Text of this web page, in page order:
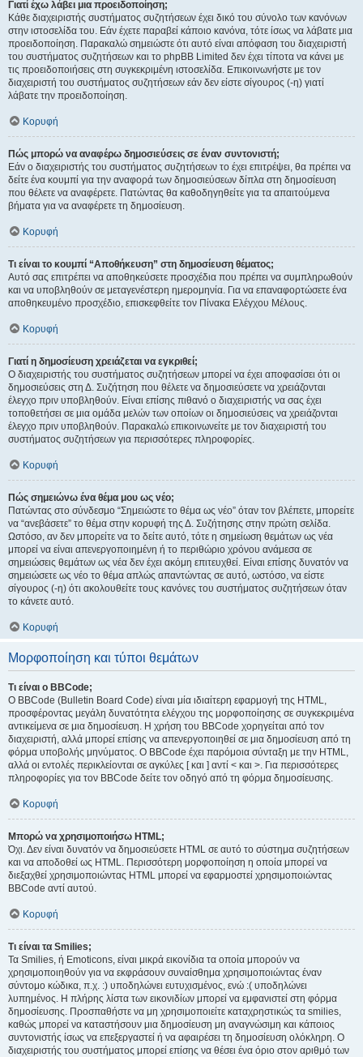
Γιατί έχω λάβει μια προειδοποίηση;
Κάθε διαχειριστής συστήματος συζητήσεων έχει δικό του σύνολο των κανόνων
στην ιστοσελίδα του. Εάν έχετε παραβεί κάποιο κανόνα, τότε ίσως να λάβατε μια
προειδοποίηση. Παρακαλώ σημειώστε ότι αυτό είναι απόφαση του διαχειριστή
του συστήματος συζητήσεων και το phpBB Limited δεν έχει τίποτα να κάνει με
τις προειδοποιήσεις στη συγκεκριμένη ιστοσελίδα. Επικοινωνήστε με τον
διαχειριστή του συστήματος συζητήσεων εάν δεν είστε σίγουρος (-η) γιατί
λάβατε την προειδοποίηση.
Κορυφή
Πώς μπορώ να αναφέρω δημοσιεύσεις σε έναν συντονιστή;
Εάν ο διαχειριστής του συστήματος συζητήσεων το έχει επιτρέψει, θα πρέπει να
δείτε ένα κουμπί για την αναφορά των δημοσιεύσεων δίπλα στη δημοσίευση
που θέλετε να αναφέρετε. Πατώντας θα καθοδηγηθείτε για τα απαιτούμενα
βήματα για να αναφέρετε τη δημοσίευση.
Κορυφή
Τι είναι το κουμπί “Αποθήκευση” στη δημοσίευση θέματος;
Αυτό σας επιτρέπει να αποθηκεύσετε προσχέδια που πρέπει να συμπληρωθούν
και να υποβληθούν σε μεταγενέστερη ημερομηνία. Για να επαναφορτώσετε ένα
αποθηκευμένο προσχέδιο, επισκεφθείτε τον Πίνακα Ελέγχου Μέλους.
Κορυφή
Γιατί η δημοσίευση χρειάζεται να εγκριθεί;
Ο διαχειριστής του συστήματος συζητήσεων μπορεί να έχει αποφασίσει ότι οι
δημοσιεύσεις στη Δ. Συζήτηση που θέλετε να δημοσιεύσετε να χρειάζονται
έλεγχο πριν υποβληθούν. Είναι επίσης πιθανό ο διαχειριστής να σας έχει
τοποθετήσει σε μια ομάδα μελών των οποίων οι δημοσιεύσεις να χρειάζονται
έλεγχο πριν υποβληθούν. Παρακαλώ επικοινωνείτε με τον διαχειριστή του
συστήματος συζητήσεων για περισσότερες πληροφορίες.
Κορυφή
Πώς σημειώνω ένα θέμα μου ως νέο;
Πατώντας στο σύνδεσμο “Σημειώστε το θέμα ως νέο” όταν τον βλέπετε, μπορείτε
να “ανεβάσετε” το θέμα στην κορυφή της Δ. Συζήτησης στην πρώτη σελίδα.
Ωστόσο, αν δεν μπορείτε να το δείτε αυτό, τότε η σημείωση θεμάτων ως νέα
μπορεί να είναι απενεργοποιημένη ή το περιθώριο χρόνου ανάμεσα σε
σημειώσεις θεμάτων ως νέα δεν έχει ακόμη επιτευχθεί. Είναι επίσης δυνατόν να
σημειώσετε ως νέο το θέμα απλώς απαντώντας σε αυτό, ωστόσο, να είστε
σίγουρος (-η) ότι ακολουθείτε τους κανόνες του συστήματος συζητήσεων όταν
το κάνετε αυτό.
Κορυφή
Μορφοποίηση και τύποι θεμάτων
Τι είναι ο BBCode;
Ο BBCode (Bulletin Board Code) είναι μία ιδιαίτερη εφαρμογή της HTML,
προσφέροντας μεγάλη δυνατότητα ελέγχου της μορφοποίησης σε συγκεκριμένα
αντικείμενα σε μια δημοσίευση. Η χρήση του BBCode χορηγείται από τον
διαχειριστή, αλλά μπορεί επίσης να απενεργοποιηθεί σε μια δημοσίευση από τη
φόρμα υποβολής μηνύματος. Ο BBCode έχει παρόμοια σύνταξη με την HTML,
αλλά οι εντολές περικλείονται σε αγκύλες [ και ] αντί < και >. Για περισσότερες
πληροφορίες για τον BBCode δείτε τον οδηγό από τη φόρμα δημοσίευσης.
Κορυφή
Μπορώ να χρησιμοποιήσω HTML;
Όχι. Δεν είναι δυνατόν να δημοσιεύσετε HTML σε αυτό το σύστημα συζητήσεων
και να αποδοθεί ως HTML. Περισσότερη μορφοποίηση η οποία μπορεί να
διεξαχθεί χρησιμοποιώντας HTML μπορεί να εφαρμοστεί χρησιμοποιώντας
BBCode αντί αυτού.
Κορυφή
Τι είναι τα Smilies;
Τα Smilies, ή Emoticons, είναι μικρά εικονίδια τα οποία μπορούν να
χρησιμοποιηθούν για να εκφράσουν συναίσθημα χρησιμοποιώντας έναν
σύντομο κώδικα, π.χ. :) υποδηλώνει ευτυχισμένος, ενώ :( υποδηλώνει
λυπημένος. Η πλήρης λίστα των εικονιδίων μπορεί να εμφανιστεί στη φόρμα
δημοσίευσης. Προσπαθήστε να μη χρησιμοποιείτε καταχρηστικώς τα smilies,
καθώς μπορεί να καταστήσουν μια δημοσίευση μη αναγνώσιμη και κάποιος
συντονιστής ίσως να επεξεργαστεί ή να αφαιρέσει τη δημοσίευση ολόκληρη. Ο
διαχειριστής του συστήματος μπορεί επίσης να θέσει ένα όριο στον αριθμό των